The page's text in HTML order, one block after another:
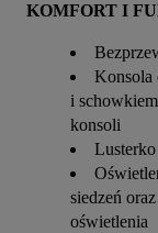
KOMFORT I
Konsola
i
konsoli
Lusterko
siedzeń
oświetlenia